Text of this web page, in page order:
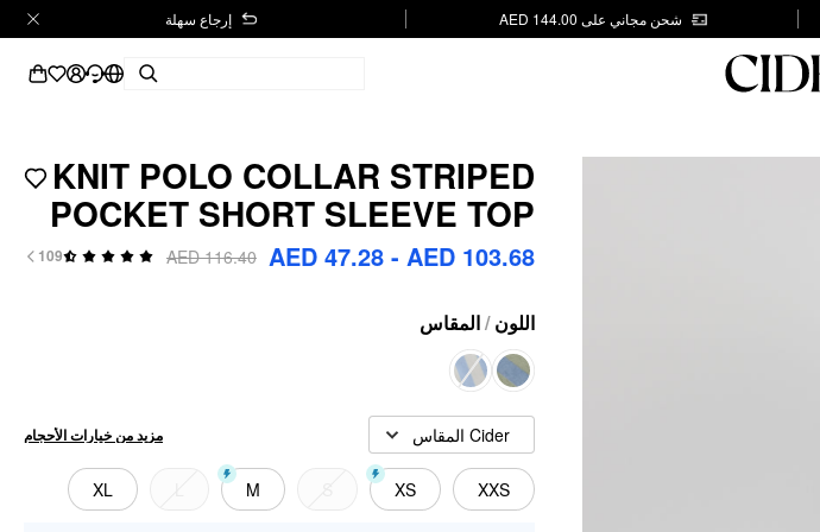
شحن مجاني على AED 144.00 إرجاع سهلة
KNIT POLO COLLAR STRIPED
POCKET SHORT SLEEVE TOP
AED 47.28 - AED 103.68
AED 116.40
109
اللون /المقاس
Cider المقاس مزيد من خيارات الأحجام
XXS
XS
M
XL